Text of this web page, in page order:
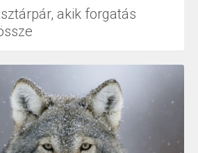
akik forgatás